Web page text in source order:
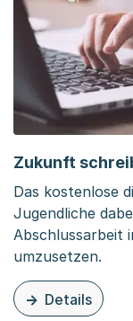
Zukunft
Das kostenlose
Jugendliche
Abschlussarbeit
umzusetzen.
Details
zu diesem Inhalt: